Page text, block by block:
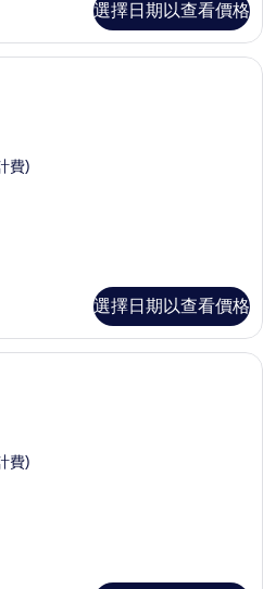
選擇日期以查看價格
費)
選擇日期以查看價格
套房, 1 間臥室, 壁爐 | 高級寢具、羽絨
費)